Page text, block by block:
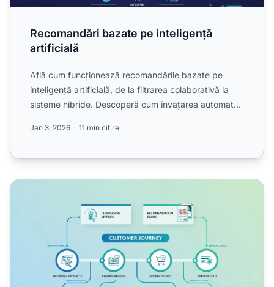
Recomandări bazate pe inteligență
artificială
Află cum funcționează recomandările bazate pe
inteligență artificială, de la filtrarea colaborativă la
sisteme hibride. Descoperă cum învățarea automată
Jan 3, 2026 11 min citire
Intenție de cumpărare AI